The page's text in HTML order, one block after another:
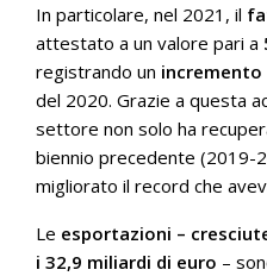
In particolare, nel 2021, il
attestato a un valore pari a
registrando un incremento
del 2020. Grazie a questa
settore non solo ha
biennio precedente (2019-
migliorato il record che
Le esportazioni –
i 32,9 miliardi di euro –